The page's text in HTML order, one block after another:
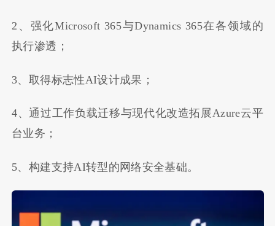
2、强化Microsoft 365与Dynamics 365在各领域的
执行渗透；
3、取得标志性AI设计成果；
4、通过工作负载迁移与现代化改造拓展Azure云平
台业务；
5、构建支持AI转型的网络安全基础。